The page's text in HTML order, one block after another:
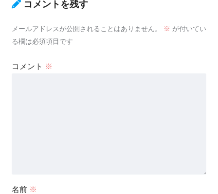
コメントを残す
メールアドレスが公開されることはありません。 ※ が付いてい
る欄は必須項目です
コメント ※
名前 ※